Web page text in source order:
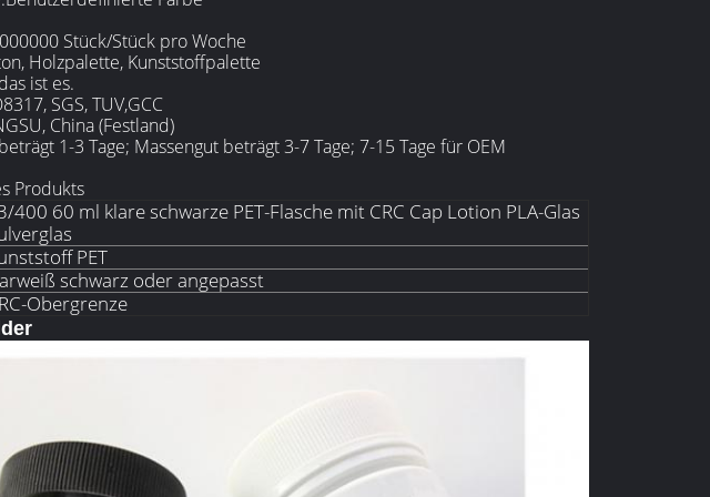
Stück/Stück pro Woche
Holzpalette, Kunststoffpalette
ist es.
SGS, TUV,GCC
China (Festland)
1-3 Tage; Massengut beträgt 3-7 Tage; 7-15 Tage für OEM
Produkts
400 60 ml klare schwarze PET-Flasche mit CRC Cap Lotion PLA-Glas
PET
schwarz oder angepasst
Obergrenze